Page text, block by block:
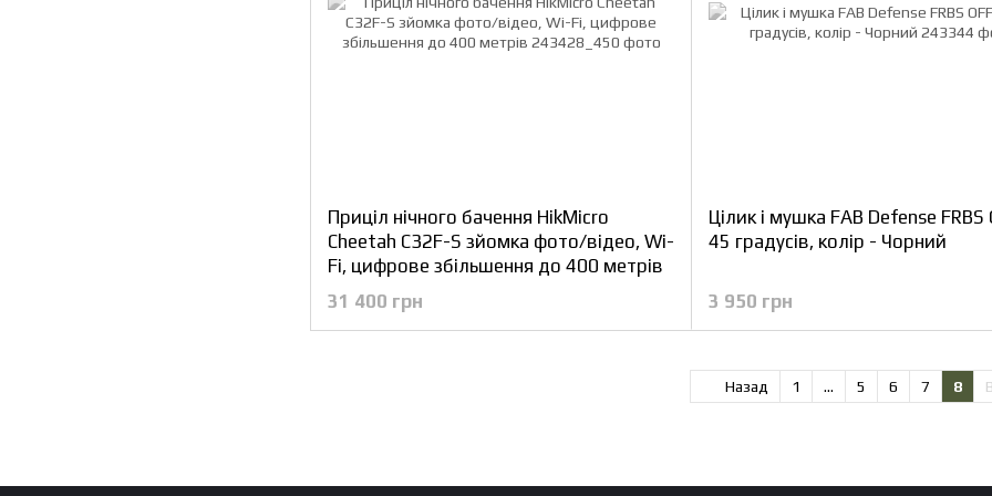
Приціл нічного бачення HikMicro
Cheetah C32F-S зйомка фото/відео, Wi-
Fi, цифрове збільшення до 400 метрів
31 400 грн
Цілик і мушка FAB Defense FRBS
45 градусів, колір - Чорний
3 950 грн
Назад 1 ... 5 6 7 8